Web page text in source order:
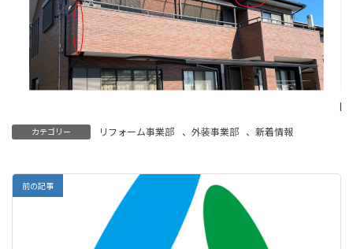
カテゴリー リフォーム事業部 、 外装事業部 、新着情報
前の記事